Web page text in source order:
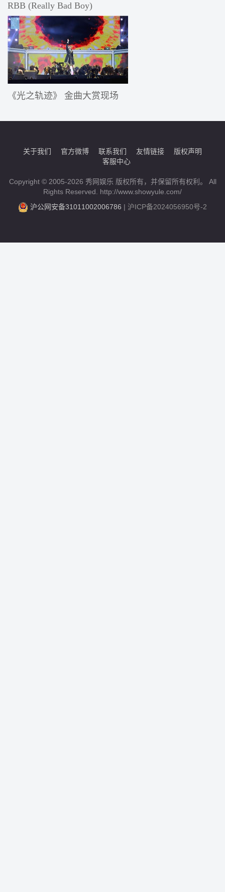
RBB (Really Bad Boy)
《光之轨迹》 金曲大赏现场
关于我们 官方微博 联系我们 友情链接
版权声明
客服中心
Copyright © 2005-2026 秀网娱乐 版权所有，并保留所有权利。 All
Rights Reserved. http://www.showyule.com/
沪公网安备31011002006786 | 沪ICP备2024056950号-2